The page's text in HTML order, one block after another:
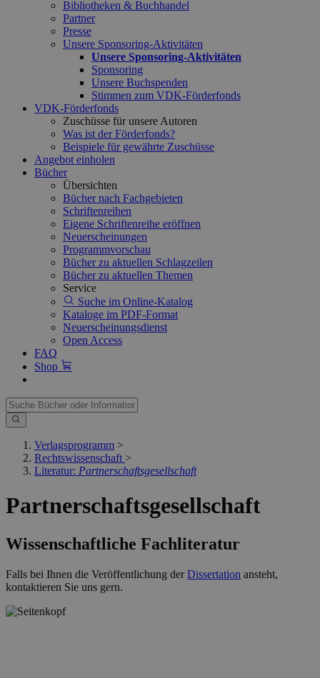
Bibliotheken & Buchhandel
Partner
Presse
Unsere Sponsoring-Aktivitäten
Unsere Sponsoring-Aktivitäten
Sponsoring
Unsere Buchspenden
Stimmen zum VDK-Förderfonds
VDK-Förderfonds
Zuschüsse für unsere Autoren
Was ist der Förderfonds?
Beispiele für gewährte Zuschüsse
Angebot einholen
Bücher
Übersichten
Bücher nach Fachgebieten
Schriftenreihen
Eigene Schriftenreihe eröffnen
Neuerscheinungen
Programmvorschau
Bücher zu aktuellen Schlagzeilen
Bücher zu aktuellen Themen
Service
Suche im Online-Katalog
Kataloge im PDF-Format
Neuerscheinungsdienst
Open Access
FAQ
Shop
Verlagsprogramm >
Rechtswissenschaft >
Literatur: Partnerschaftsgesellschaft
Partnerschaftsgesellschaft
Wissenschaftliche Fachliteratur
Falls bei Ihnen die Veröffentlichung derDissertation ansteht,
kontaktieren Sie uns gern.